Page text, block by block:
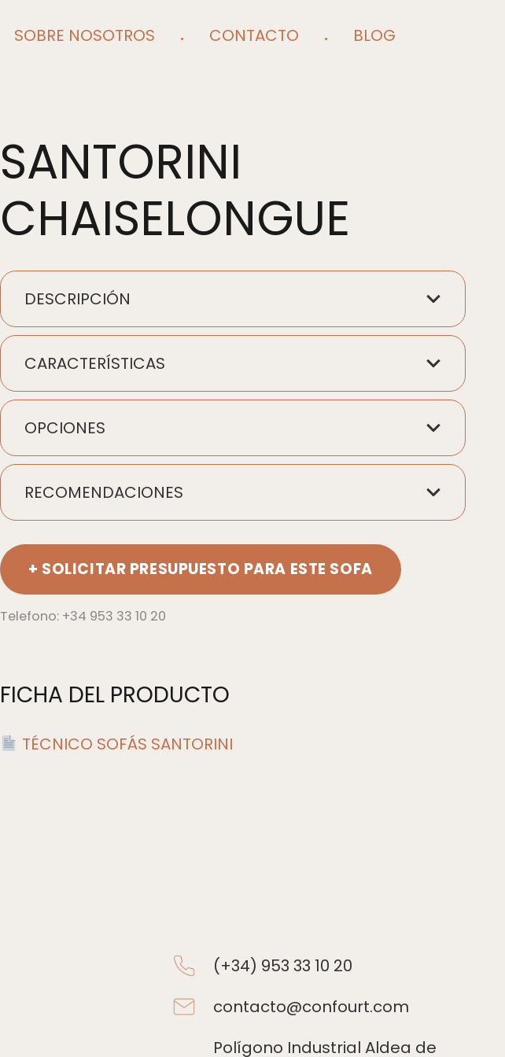
SOBRE NOSOTROS CONTACTO BLOG
SANTORINI
CHAISELONGUE
DESCRIPCIÓN
CARACTERÍSTICAS
OPCIONES
RECOMENDACIONES
+ SOLICITAR PRESUPUESTO PARA ESTE SOFA
Telefono: +34 953 33 10 20
FICHA DEL PRODUCTO
TÉCNICO SOFÁS SANTORINI
(+34) 953 33 10 20
contacto@confourt.com
Polígono Industrial Aldea de